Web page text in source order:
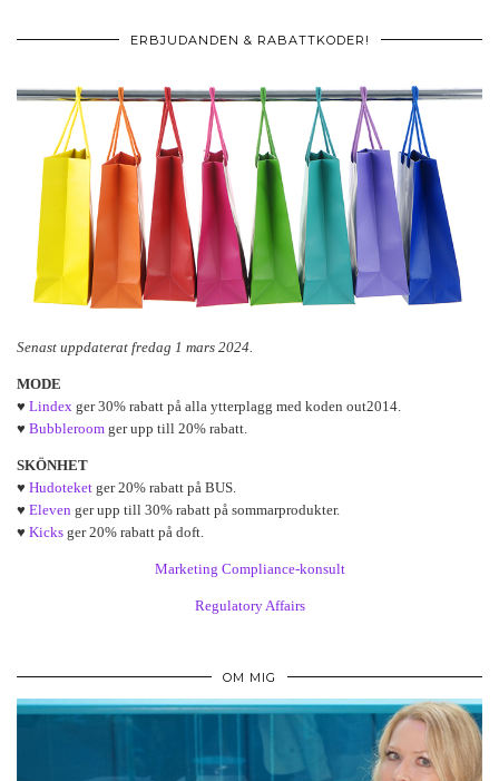
ERBJUDANDEN & RABATTKODER!
Senast uppdaterat fredag 1 mars 2024.
MODE
♥ Lindex ger 30% rabatt på alla ytterplagg med koden out2014.
♥ Bubbleroom ger upp till 20% rabatt.
SKÖNHET
♥ Hudoteket ger 20% rabatt på BUS.
♥ Eleven ger upp till 30% rabatt på sommarprodukter.
♥ Kicks ger 20% rabatt på doft.
Marketing Compliance-konsult
Regulatory Affairs
OM MIG